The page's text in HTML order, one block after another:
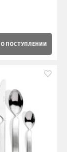
О ПОСТУПЛЕНИИ